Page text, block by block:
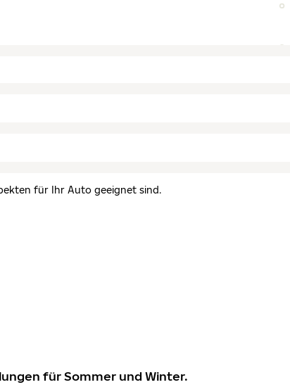
für Ihr Auto geeignet sind.
für Sommer und Winter.